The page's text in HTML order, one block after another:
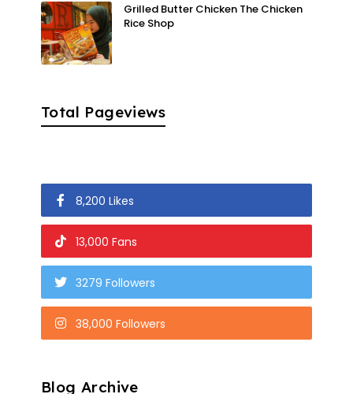
Grilled Butter Chicken The Chicken
Rice Shop
Total Pageviews
8,200 Likes
13,000 Fans
3279 Followers
38,000 Followers
Blog Archive